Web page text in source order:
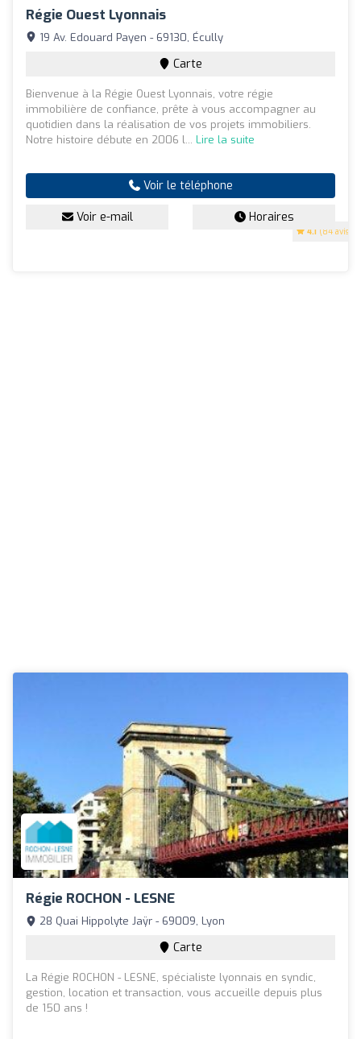
Régie Ouest Lyonnais
4.1 (84 avis)
19 Av. Edouard Payen - 69130, Écully
Carte
Bienvenue à la Régie Ouest Lyonnais, votre régie
immobilière de confiance, prête à vous accompagner au
quotidien dans la réalisation de vos projets immobiliers.
Notre histoire débute en 2006 l... Lire la suite
Voir le téléphone
Voir e-mail Horaires
Régie ROCHON - LESNE
28 Quai Hippolyte Jaÿr - 69009, Lyon
Carte
La Régie ROCHON - LESNE, spécialiste lyonnais en syndic,
gestion, location et transaction, vous accueille depuis plus
de 150 ans !